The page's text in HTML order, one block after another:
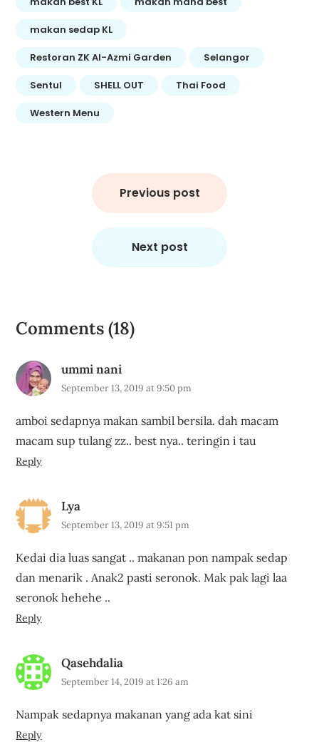
makan sedap KL
Restoran ZK Al-Azmi Garden Selangor
Sentul SHELL OUT Thai Food
Western Menu
Previous post
Next post
Comments (18)
ummi nani
September 13, 2019 at 9:50 pm
amboi sedapnya makan sambil bersila. dah macam
macam sup tulang zz.. best nya.. teringin i tau
Reply
Lya
September 13, 2019 at 9:51 pm
Kedai dia luas sangat .. makanan pon nampak sedap
dan menarik . Anak2 pasti seronok. Mak pak lagi laa
seronok hehehe ..
Reply
Qasehdalia
September 14, 2019 at 1:26 am
Nampak sedapnya makanan yang ada kat sini
Reply